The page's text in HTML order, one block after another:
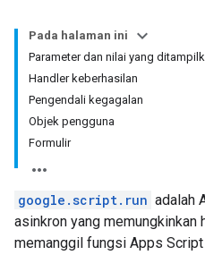
Pada halaman ini
Parameter dan nilai yang
Handler keberhasilan
Pengendali kegagalan
Objek pengguna
Formulir
google.script.run adalah
asinkron yang memungkinkan
memanggil fungsi Apps